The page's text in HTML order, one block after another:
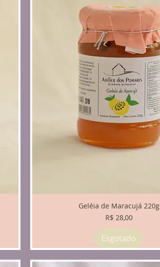
Geléia de Maracujá 220g
Preço
R$ 28,00
Esgotado